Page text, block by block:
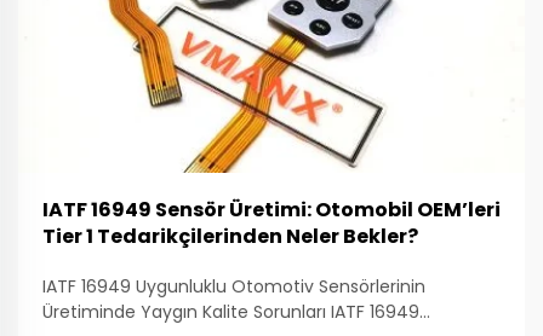
IATF 16949 Sensör Üretimi: Otomobil OEM’leri
Tier 1 Tedarikçilerinden Neler Bekler?
IATF 16949 Uygunluklu Otomotiv Sensörlerinin
Üretiminde Yaygın Kalite Sorunları IATF 16949